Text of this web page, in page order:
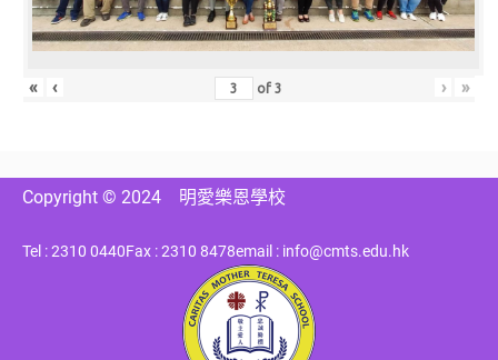
« ‹ of3 › »
Copyright © 2024 明愛樂恩學校
Tel : 2310 0440Fax : 2310 8478email : info@cmts.edu.hk